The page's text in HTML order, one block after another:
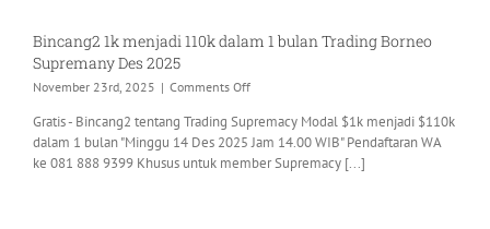
Bincang2 1k menjadi 110k dalam 1 bulan Trading Borneo
Supremany Des 2025
November 23rd, 2025 | Comments Offon
1k
menjadi
110k
Gratis - Bincang2 tentang Trading Supremacy Modal $1k menjadi $110k
dalam 1 bulan "Minggu 14 Des 2025 Jam 14.00 WIB" Pendaftaran WA
ke 081 888 9399 Khusus untuk member Supremacy [...]